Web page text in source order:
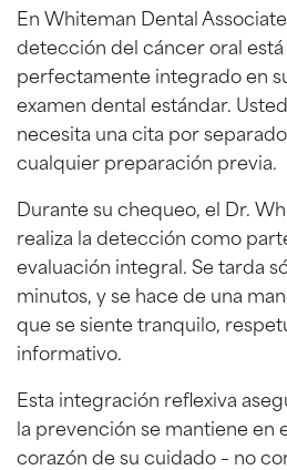
En Whiteman Dental
detección del cáncer oral está
perfectamente integrado en
examen dental estándar.
necesita una cita por
cualquier preparación previa.
Durante su chequeo, el Dr.
realiza la detección como
evaluación integral. Se tarda
minutos, y se hace de una
que se siente tranquilo,
informativo.
Esta integración reflexiva
la prevención se mantiene en
corazón de su cuidado – no